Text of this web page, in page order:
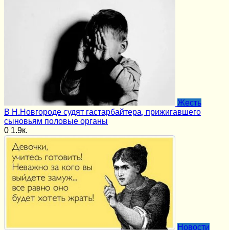
Жесть
В Н.Новгороде судят гастарбайтера, прижигавшего
сыновьям половые органы
0 1.9к.
Новости